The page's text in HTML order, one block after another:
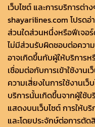
เว็บไซต์ และการบริการต่
shayarilines.com โปรดอ่
ส่วนใดส่วนหนึ่งหรือฟีเจอร์
ไม่มีส่วนรับผิดชอบต่อควา
อาจเกิดขึ้นกับผู้ให้บริการ
เชื่อมต่อกับการเข้าใช้งาน
ความเสี่ยงในการใช้งานเ
บริการนั้นเกิดขึ้นจากผู้ใช้บ
แสดงบนเว็บไซต์ การให้บ
และโดยประจักษ์ต่อการตัด